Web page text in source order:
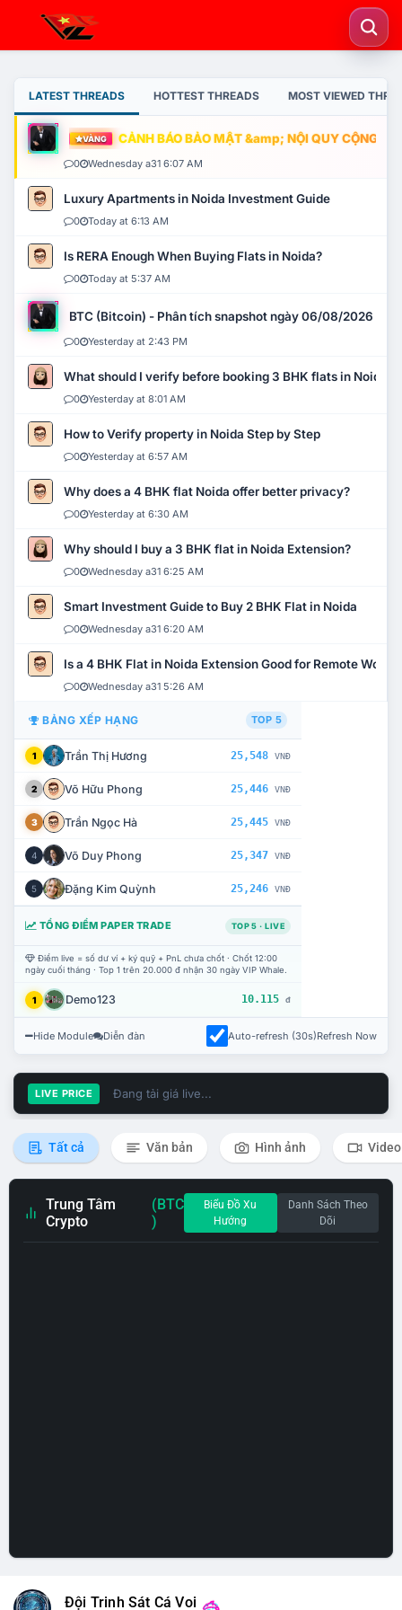
LATEST THREADS HOTTEST THREADS MOST VIEWED
VÀNG CẢNH BÁO BẢO MẬT &amp; NỘI QUY CỘNG
0 Wednesday a31 6:07 AM
Luxury Apartments in Noida Investment Guide
0 Today at 6:13 AM
Is RERA Enough When Buying Flats in Noida?
0 Today at 5:37 AM
BTC (Bitcoin) - Phân tích snapshot ngày 06/08/2026
0 Yesterday at 2:43 PM
What should I verify before booking 3 BHK flats in Noida?
0 Yesterday at 8:01 AM
How to Verify property in Noida Step by Step
0 Yesterday at 6:57 AM
Why does a 4 BHK flat Noida offer better privacy?
0 Yesterday at 6:30 AM
Why should I buy a 3 BHK flat in Noida Extension?
0 Wednesday a31 6:25 AM
Smart Investment Guide to Buy 2 BHK Flat in Noida
0 Wednesday a31 6:20 AM
Is a 4 BHK Flat in Noida Extension Good for Remote Work?
0 Wednesday a31 5:26 AM
BẢNG XẾP HẠNG TOP 5
1 Trần Thị Hương 25,548 VNĐ
2 Võ Hữu Phong 25,446 VNĐ
3 Trần Ngọc Hà 25,445 VNĐ
4 Võ Duy Phong 25,347 VNĐ
5 Đặng Kim Quỳnh 25,246 VNĐ
TỔNG ĐIỂM PAPER TRADE TOP 5 · LIVE
Điểm live = số dư ví + ký quỹ + PnL chưa chốt · Chốt 12:00
ngày cuối tháng · Top 1 trên 20.000 đ nhận 30 ngày VIP Whale.
1 Demo123 10.115 đ
Hide Module Diễn đàn Auto-refresh (30s)Refresh Now
LIVE PRICE Đang tải giá live...
Tất cả Văn bản Hình ảnh Video
Trung Tâm
Crypto
(BTC
)
Biểu Đồ Xu
Hướng
Danh Sách Theo
Dõi
Đội Trinh Sát Cá Voi